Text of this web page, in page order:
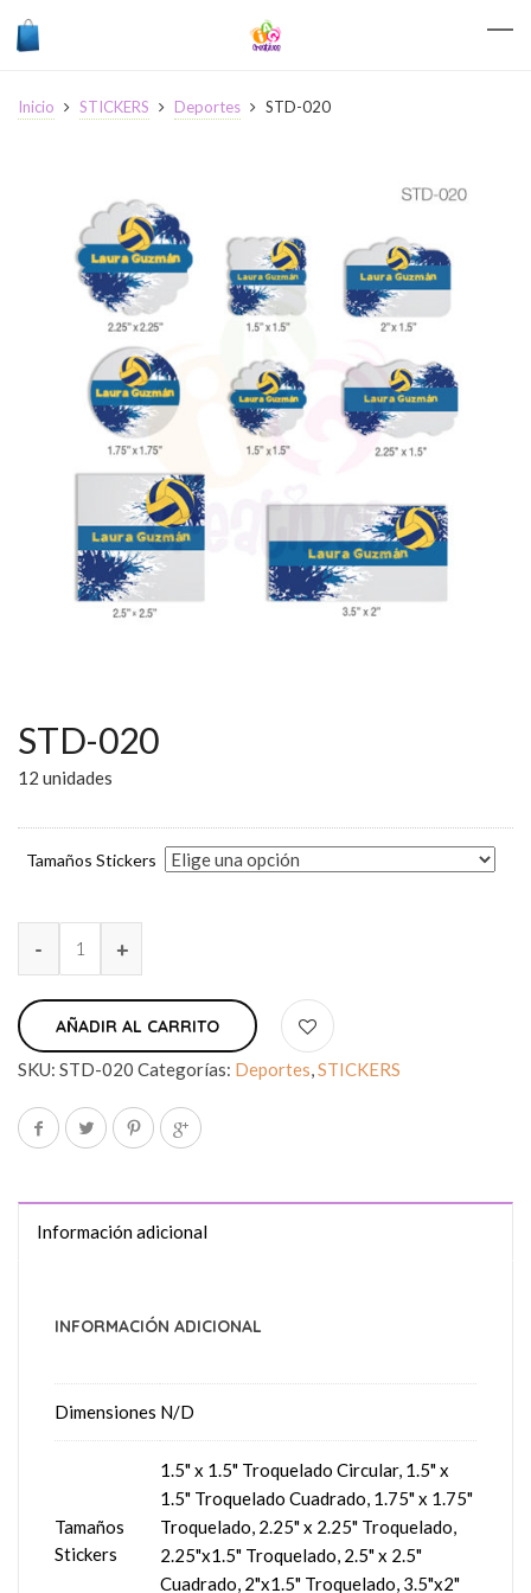
Inicio STICKERS Deportes STD-020
STD-020
12 unidades
Tamaños Stickers
AÑADIR AL CARRITO
SKU: STD-020 Categorías: Deportes,STICKERS
Información adicional
INFORMACIÓN ADICIONAL
Dimensiones N/D
Tamaños
Stickers
1.5" x 1.5" Troquelado Circular, 1.5" x
1.5" Troquelado Cuadrado, 1.75" x 1.75"
Troquelado, 2.25" x 2.25" Troquelado,
2.25"x1.5" Troquelado, 2.5" x 2.5"
Cuadrado, 2"x1.5" Troquelado, 3.5"x2"